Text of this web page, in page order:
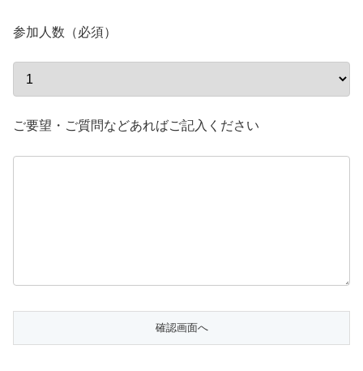
参加人数（必須）
ご要望・ご質問などあればご記入ください